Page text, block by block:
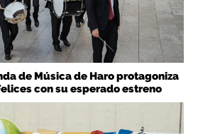
de Música de Haro protagoniza
con su esperado estreno